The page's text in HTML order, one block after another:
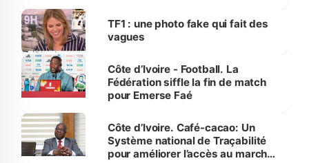
sur la scène internationale »
TF1 : une photo fake qui fait des
vagues
Côte d’Ivoire - Football. La
Fédération siffle la fin de match
pour Emerse Faé
Côte d’Ivoire. Café-cacao: Un
Système national de Traçabilité
pour améliorer l’accès au marché